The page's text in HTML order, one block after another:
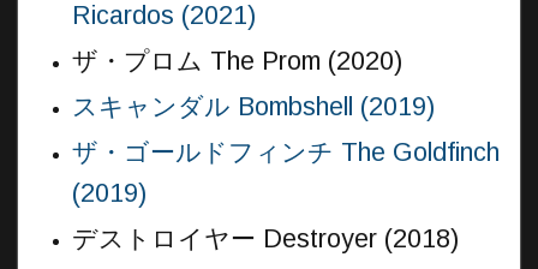
Ricardos (2021)
ザ・プロム The Prom (2020)
スキャンダル Bombshell (2019)
ザ・ゴールドフィンチ The Goldfinch
(2019)
デストロイヤー Destroyer (2018)